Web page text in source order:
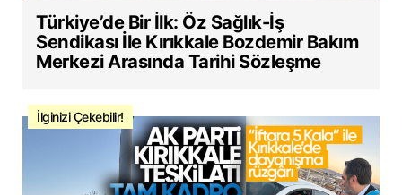
Türkiye’de Bir İlk: Öz Sağlık-İş
Sendikası İle Kırıkkale Bozdemir Bakım
Merkezi Arasında Tarihi Sözleşme
İlginizi Çekebilir!